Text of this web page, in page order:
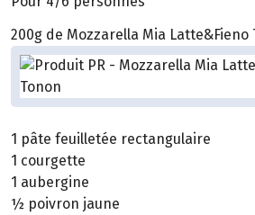
200g de Mozzarella Mia Latte&Fieno
1 pâte feuilletée rectangulaire
1 courgette
1 aubergine
½ poivron jaune